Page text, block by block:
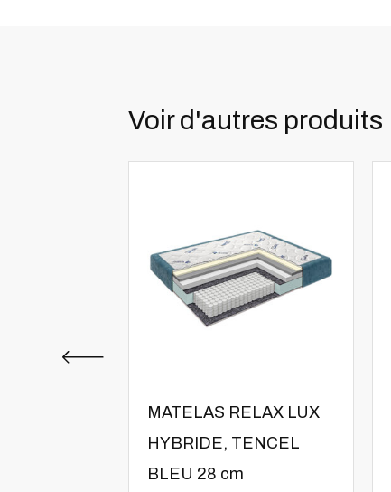
Voir d'autres produits
MATELAS RELAX LUX
HYBRIDE, TENCEL
BLEU 28 cm